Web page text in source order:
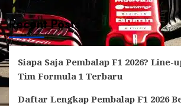
Recent Posts
Siapa Saja Pembalap F1 2026? Line-
Tim Formula 1 Terbaru
Daftar Lengkap Pembalap F1 2026